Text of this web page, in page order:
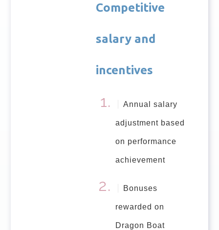
Employee Satisfaction SurveyCompetitive
salary and
incentives
Annual salary
adjustment based
on performance
achievement
Bonuses
rewarded on
Dragon Boat